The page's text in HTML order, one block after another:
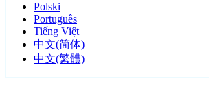
Polski
Português
Tiếng Việt
中文(简体)
中文(繁體)